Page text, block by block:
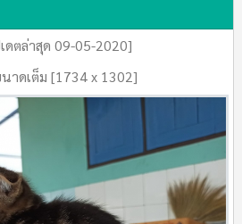
ดตล่าสุด 09-05-2020]
าดเต็ม [1734 x 1302]